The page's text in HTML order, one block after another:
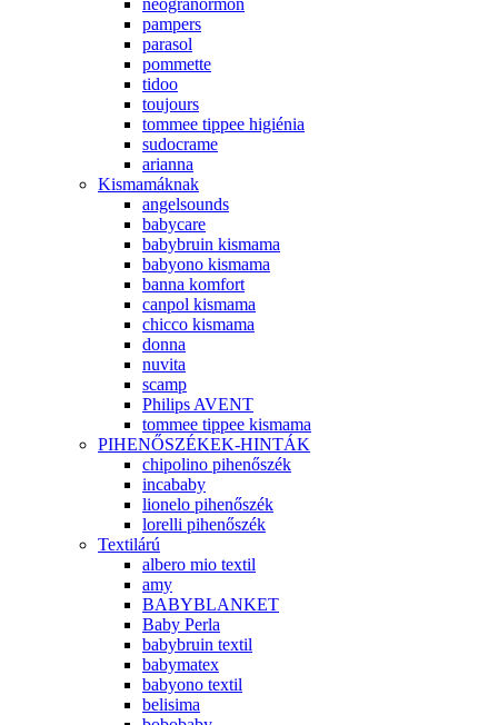
neogranormon
pampers
parasol
pommette
tidoo
toujours
tommee tippee higiénia
sudocrame
arianna
Kismamáknak
angelsounds
babycare
babybruin kismama
babyono kismama
banna komfort
canpol kismama
chicco kismama
donna
nuvita
scamp
Philips AVENT
tommee tippee kismama
PIHENŐSZÉKEK-HINTÁK
chipolino pihenőszék
incababy
lionelo pihenőszék
lorelli pihenőszék
Textilárú
albero mio textil
amy
BABYBLANKET
Baby Perla
babybruin textil
babymatex
babyono textil
belisima